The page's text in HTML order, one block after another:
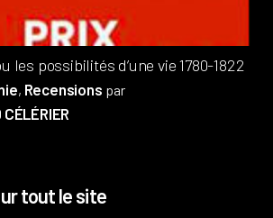
les possibilités d’une vie 1780-1822
, Recensions par
tout le site